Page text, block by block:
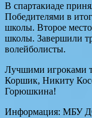
В спартакиаде
Победителями в
школы. Второе место
школы. Завершили
волейболисты.
Лучшими игроками
Коршик, Никиту
Горюшкина!
Информация: МБУ